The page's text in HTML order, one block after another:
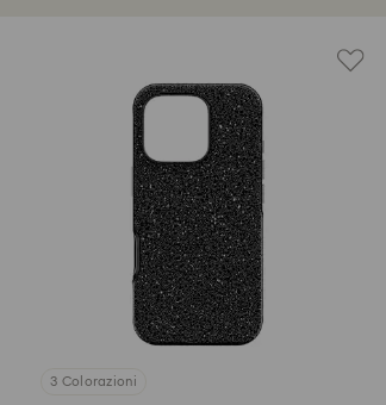
3 Colorazioni